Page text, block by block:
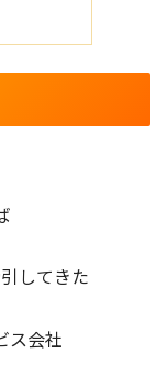
してきた
ス会社